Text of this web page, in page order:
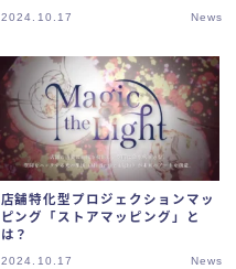
2024.10.17 News
店舗特化型プロジェクションマッ
ピング「ストアマッピング」と
は？
2024.10.17 News